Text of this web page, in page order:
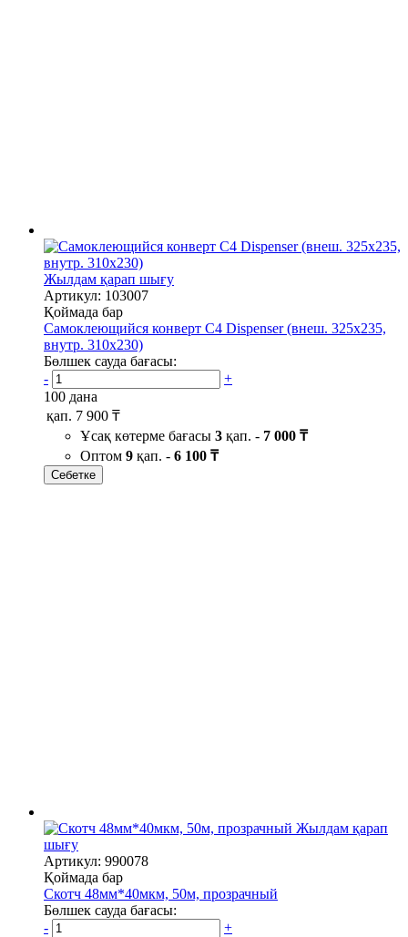
Жылдам қарап шығу
Артикул: 103007
Қоймада бар
Самоклеющийся конверт С4 Dispenser (внеш. 325х235,
внутр. 310х230)
Бөлшек сауда бағасы:
-
+
100 дана
қап. 7 900 ₸
Ұсақ көтерме бағасы 3 қап. - 7 000 ₸
Оптом 9 қап. - 6 100 ₸
Себетке
Жылдам қарап
шығу
Артикул: 990078
Қоймада бар
Скотч 48мм*40мкм, 50м, прозрачный
Бөлшек сауда бағасы:
-
+